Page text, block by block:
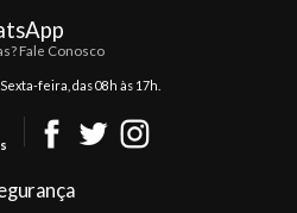
Fale Conosco
feira, das 08h às 17h.